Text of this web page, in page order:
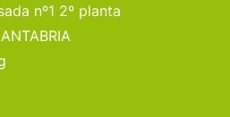
nº1 2º planta